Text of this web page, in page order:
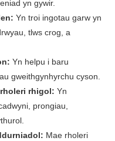
yn gywir.
Yn troi ingotau garw yn
tlws crog, a
Yn helpu i baru
gweithgynhyrchu cyson.
rhigol: Yn
prongiau,
Mae rholeri